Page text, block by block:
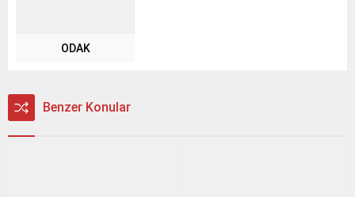
ODAK
Benzer Konular